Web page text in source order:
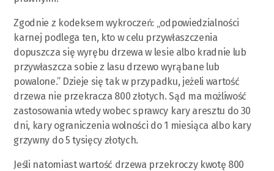
Zgodnie z kodeksem wykroczeń: „odpowiedzialności
karnej podlega ten, kto w celu przywłaszczenia
dopuszcza się wyrębu drzewa w lesie albo kradnie lub
przywłaszcza sobie z lasu drzewo wyrąbane lub
powalone.” Dzieje się tak w przypadku, jeżeli wartość
drzewa nie przekracza 800 złotych. Sąd ma możliwość
zastosowania wtedy wobec sprawcy kary aresztu do 30
dni, kary ograniczenia wolności do 1 miesiąca albo kary
grzywny do 5 tysięcy złotych.
Jeśli natomiast wartość drzewa przekroczy kwotę 800